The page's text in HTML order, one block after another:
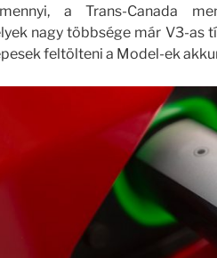
a Trans-Canada
nagy többsége már V3-as
feltölteni a Model-ek